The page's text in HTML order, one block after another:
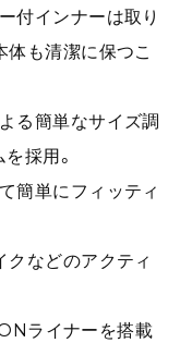
付インナーは取り
体も清潔に保つこ
る簡単なサイズ調
採用。
簡単にフィッティ
クなどのアクティ
ライナーを搭載